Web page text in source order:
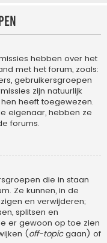
hebben over het
met het forum, zoals:
gebruikersgroepen
zijn natuurlijk
heeft toegewezen.
eigenaar, hebben ze
forums.
die in staan
Ze kunnen, in de
en verwijderen;
splitsen en
er gewoon op toe zien
(off-topicgaan) of